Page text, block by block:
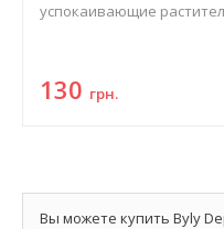
успокаивающие
130 грн.
Вы можете купить Byly